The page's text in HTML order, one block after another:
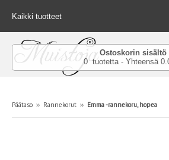
Kaikki tuotteet
Ostoskorin sisältö
0 tuotetta - Yhteensä
Päätaso ›› Rannekorut ›› Emma -rannekoru, hopea